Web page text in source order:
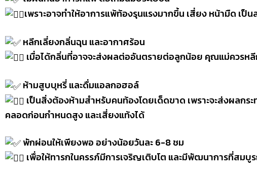
เพราะอาจทำให้อาการแพ้ท้องรุนแรงมากขึ้น เสี่ยง หน้ามืด เป็
หลีกเลี่ยงกลิ่นฉุน และอากาศร้อน
เมื่อได้กลิ่นที่อาจจะส่งผลต่ออันตรายต่อลูกน้อย คุณแม่ควรห
ห้ามสูบบุหรี่ และดื่มแอลกอฮอล์
เป็นสิ่งต้องห้ามสำหรับคนท้องโดยเด็ดขาด เพราะจะส่งผลก
คลอดก่อนกำหนดสูง และเสี่ยงแท้งได้
พักผ่อนให้เพียงพอ อย่างน้อยวันละ 6-8 ชม
เพื่อให้ทารกในครรภ์มีการเจริญเติบโต และมีพัฒนาการที่ส